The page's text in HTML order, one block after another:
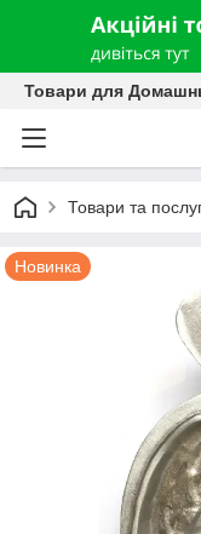
Товари для
Товари та
Новинка